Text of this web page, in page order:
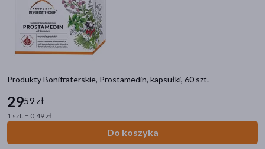
Produkty Bonifraterskie, Prostamedin, kapsułki, 60 szt.
2959 zł
1 szt. = 0,49 zł
Do koszyka